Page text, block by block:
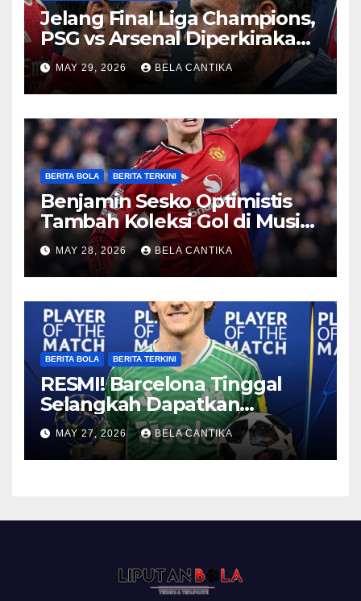
Jelang Final Liga Champions,
PSG vs Arsenal Diperkirakan
Sengit
MAY 29, 2026 BELA CANTIKA
BERITA BOLA BERITA TERKINI
Benjamin Sesko Optimistis
Tambah Koleksi Gol di Musim
2026/27
MAY 28, 2026 BELA CANTIKA
BERITA BOLA BERITA TERKINI
RESMI! Barcelona Tinggal
Selangkah Dapatkan
Anthony Gordon
MAY 27, 2026 BELA CANTIKA